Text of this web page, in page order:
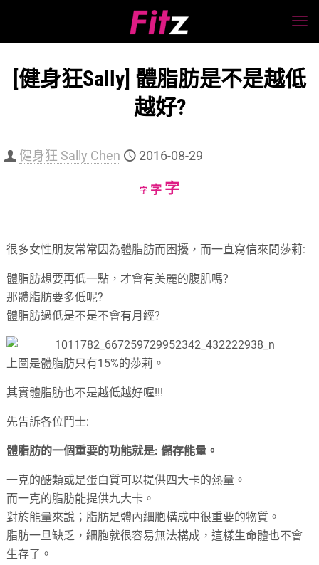
[健身狂Sally] 體脂肪是不是越低
越好?
健身狂 Sally Chen 2016-08-29
字Decrease
字Reset
字Increase
很多女性朋友常常因為體脂肪而困擾，而一直寫信來問莎莉:
體脂肪想要再低一點，才會有美麗的腹肌嗎?
那體脂肪要多低呢?
體脂肪過低是不是不會有月經?
上圖是體脂肪只有15%的莎莉。
其實體脂肪也不是越低越好喔!!!
先告訴各位鬥士:
體脂肪的一個重要的功能就是: 儲存能量。
一克的醣類或是蛋白質可以提供四大卡的熱量。
而一克的脂肪能提供九大卡。
對於能量來說；脂肪是體內細胞構成中很重要的物質。
脂肪一旦缺乏，細胞就很容易無法構成，這樣生命體也不會
生存了。